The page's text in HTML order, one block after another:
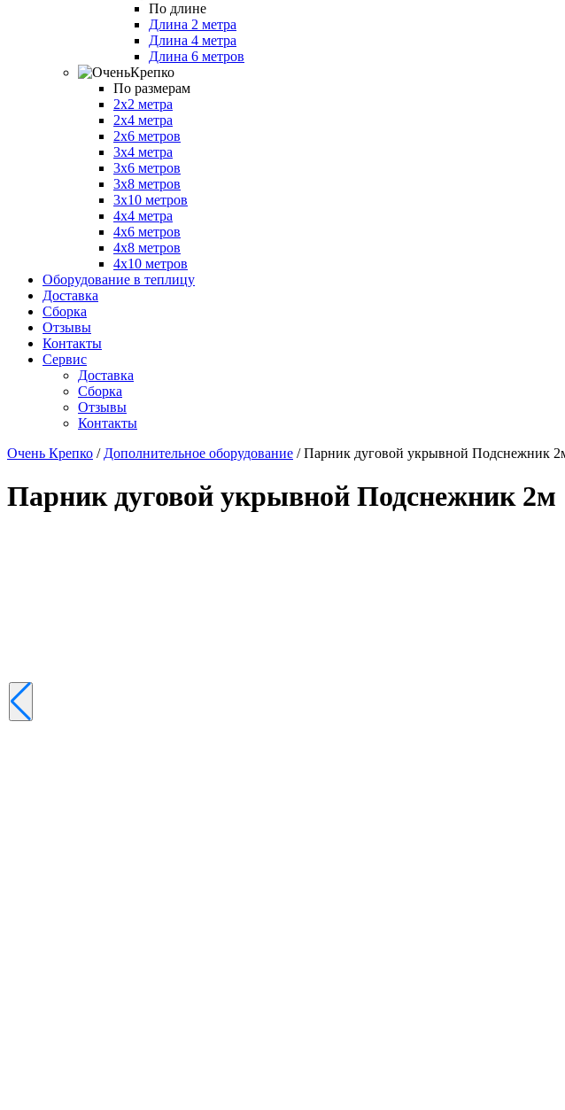
По длине
Длина 2 метра
Длина 4 метра
Длина 6 метров
По размерам
2х2 метра
2х4 метра
2х6 метров
3х4 метра
3х6 метров
3х8 метров
3х10 метров
4х4 метра
4х6 метров
4х8 метров
4х10 метров
Оборудование в теплицу
Доставка
Сборка
Отзывы
Контакты
Сервис
Доставка
Сборка
Отзывы
Контакты
Очень Крепко / Дополнительное оборудование / Парник дуговой укрывной Подснежник
Парник дуговой укрывной Подснежник 2м